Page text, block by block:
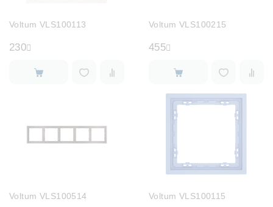
Voltum VLS100113
230
Voltum VLS100215
455
Voltum VLS100514 Voltum VLS100115